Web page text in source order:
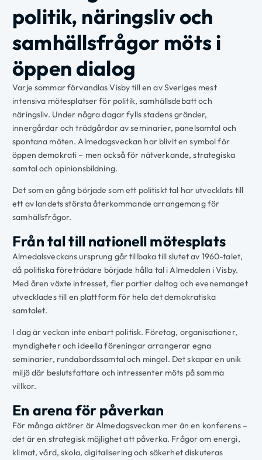
politik, näringsliv och
samhällsfrågor möts i
öppen dialog
Varje sommar förvandlas Visby till en av Sveriges mest
intensiva mötesplatser för politik, samhällsdebatt och
näringsliv. Under några dagar fylls stadens gränder,
innergårdar och trädgårdar av seminarier, panelsamtal och
spontana möten. Almedagsveckan har blivit en symbol för
öppen demokrati – men också för nätverkande, strategiska
samtal och opinionsbildning.
Det som en gång började som ett politiskt tal har utvecklats till
ett av landets största återkommande arrangemang för
samhällsfrågor.
Från tal till nationell mötesplats
Almedalsveckans ursprung går tillbaka till slutet av 1960-talet,
då politiska företrädare började hålla tal i Almedalen i Visby.
Med åren växte intresset, fler partier deltog och evenemanget
utvecklades till en plattform för hela det demokratiska
samtalet.
I dag är veckan inte enbart politisk. Företag, organisationer,
myndigheter och ideella föreningar arrangerar egna
seminarier, rundabordssamtal och mingel. Det skapar en unik
miljö där beslutsfattare och intressenter möts på samma
villkor.
En arena för påverkan
För många aktörer är Almedagsveckan mer än en konferens –
det är en strategisk möjlighet att påverka. Frågor om energi,
klimat, vård, skola, digitalisering och säkerhet diskuteras